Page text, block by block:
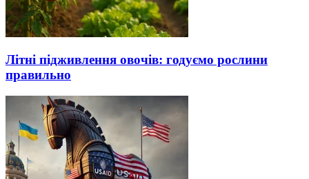
Літні підживлення овочів: годуємо рослини
правильно